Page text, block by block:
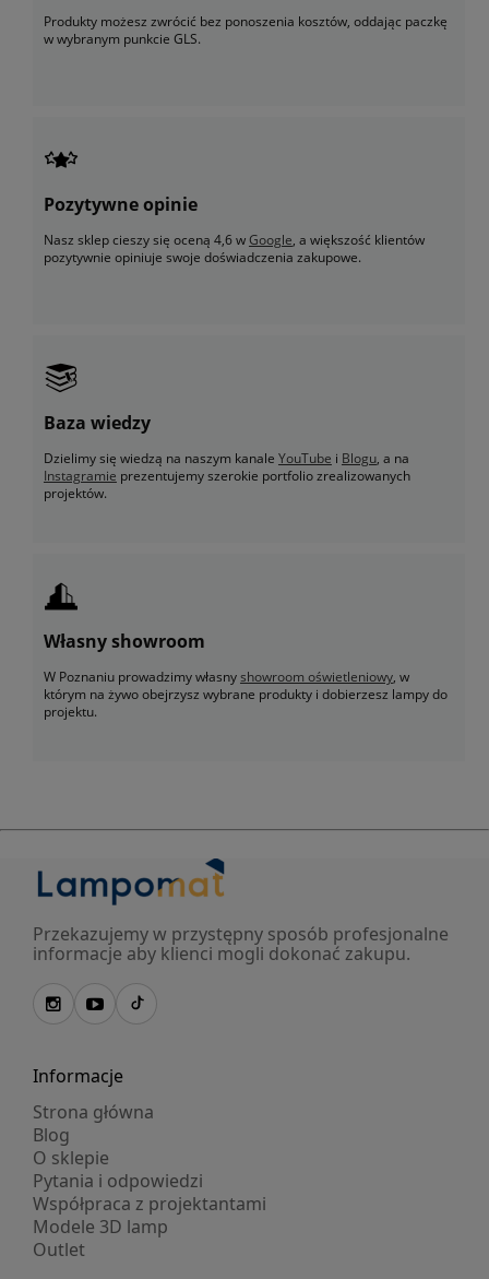
Produkty możesz zwrócić bez ponoszenia kosztów, oddając paczkę
w wybranym punkcie GLS.
Pozytywne opinie
Nasz sklep cieszy się oceną 4,6 wGoogle, a większość klientów
pozytywnie opiniuje swoje doświadczenia zakupowe.
Baza wiedzy
Dzielimy się wiedzą na naszym kanale YouTube i Blogu, a na
Instagramie prezentujemy szerokie portfolio zrealizowanych
projektów.
Własny showroom
W Poznaniu prowadzimy własnyshowroom oświetleniowy, w
którym na żywo obejrzysz wybrane produkty i dobierzesz lampy do
projektu.
Przekazujemy w przystępny sposób profesjonalne
informacje aby klienci mogli dokonać zakupu.
Informacje
Strona główna
Blog
O sklepie
Pytania i odpowiedzi
Współpraca z projektantami
Modele 3D lamp
Outlet